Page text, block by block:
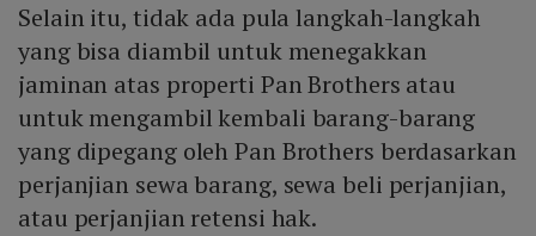
Selain itu, tidak ada pula langkah-langkah
yang bisa diambil untuk menegakkan
jaminan atas properti Pan Brothers atau
untuk mengambil kembali barang-barang
yang dipegang oleh Pan Brothers berdasarkan
perjanjian sewa barang, sewa beli perjanjian,
atau perjanjian retensi hak.